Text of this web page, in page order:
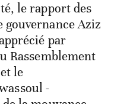
le rapport des
gouvernance Aziz
par
Rassemblement
le
-